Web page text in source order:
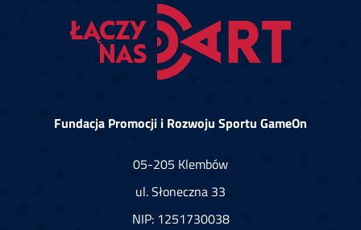
Fundacja Promocji i Rozwoju Sportu GameOn
05-205 Klembów
ul. Słoneczna 33
NIP: 1251730038